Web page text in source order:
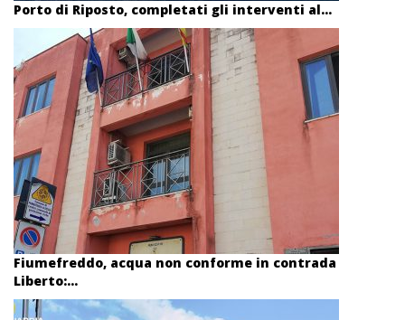
Porto di Riposto, completati gli interventi al...
Fiumefreddo, acqua non conforme in contrada
Liberto:...